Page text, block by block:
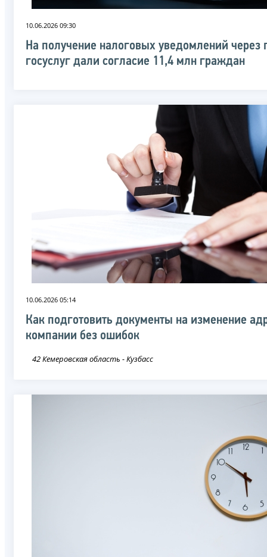
10.06.2026 09:30
На получение налоговых уведомлений через
госуслуг дали согласие 11,4 млн граждан
10.06.2026 05:14
Как подготовить документы на изменение
компании без ошибок
42 Кемеровская область - Кузбасс